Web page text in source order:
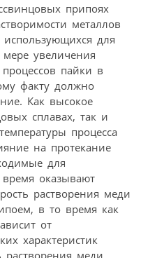
припоях
металлов
для
увеличения
пайки в
факту должно
Как высокое
сплавах, так и
процесса
на протекание
для
оказывают
растворения меди
в то время как
от
характеристик
растворения меди